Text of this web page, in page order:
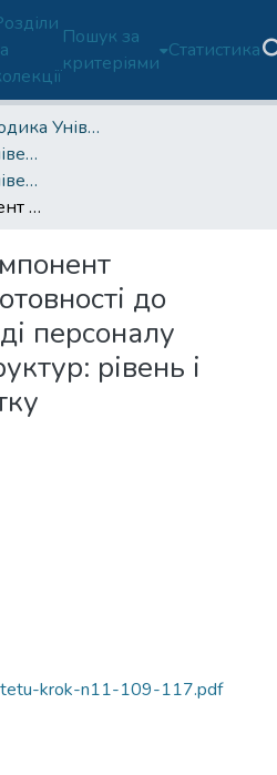
Пошук за
критеріями
Статистика
Наукова періодика Університету
Правничий вісник Університету "КРОК"
Правничий вісник Університету "КРОК". 2012. № 11
Когнітивний компонент психологічної готовності до роботи в команді персоналу банківських структур: рівень і чинники розвитку
до
персоналу
рівень і
krok-n11-109-117.pdf